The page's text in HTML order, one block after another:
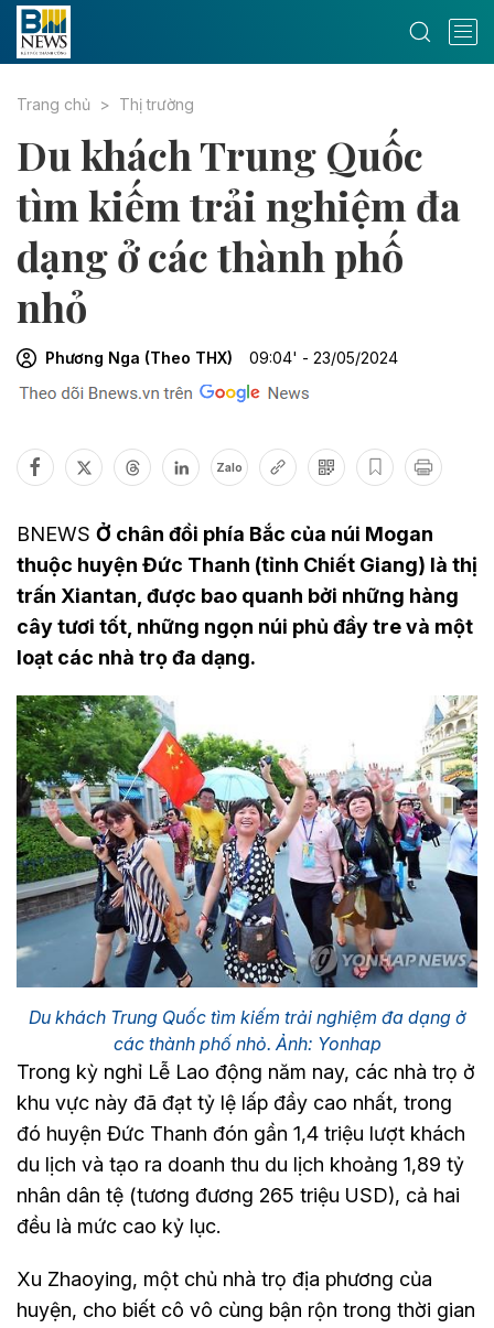
Trang chủ Thị trường
Du khách Trung Quốc
tìm kiếm trải nghiệm đa
dạng ở các thành phố
nhỏ
Phương Nga (Theo THX) 09:04' - 23/05/2024
Zalo
BNEWS Ở chân đồi phía Bắc của núi Mogan
thuộc huyện Đức Thanh (tỉnh Chiết Giang) là thị
trấn Xiantan, được bao quanh bởi những hàng
cây tươi tốt, những ngọn núi phủ đầy tre và một
loạt các nhà trọ đa dạng.
Du khách Trung Quốc tìm kiếm trải nghiệm đa dạng ở
các thành phố nhỏ. Ảnh: Yonhap
Trong kỳ nghỉ Lễ Lao động năm nay, các nhà trọ ở
khu vực này đã đạt tỷ lệ lấp đầy cao nhất, trong
đó huyện Đức Thanh đón gần 1,4 triệu lượt khách
du lịch và tạo ra doanh thu du lịch khoảng 1,89 tỷ
nhân dân tệ (tương đương 265 triệu USD), cả hai
đều là mức cao kỷ lục.
Xu Zhaoying, một chủ nhà trọ địa phương của
huyện, cho biết cô vô cùng bận rộn trong thời gian